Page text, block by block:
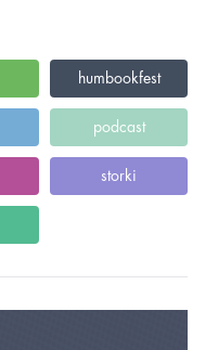
humbookfest
podcast
storki